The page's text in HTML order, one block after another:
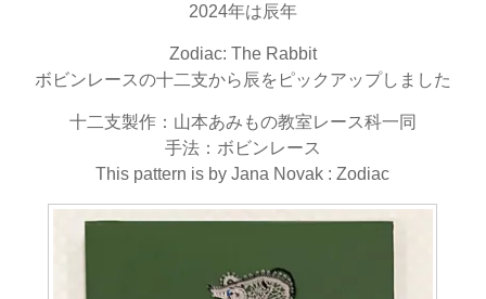
2024年は辰年
Zodiac: The Rabbit
ボビンレースの十二支から辰をピックアップしました
十二支製作：山本あみもの教室レース科一同
手法：ボビンレース
This pattern is by Jana Novak : Zodiac